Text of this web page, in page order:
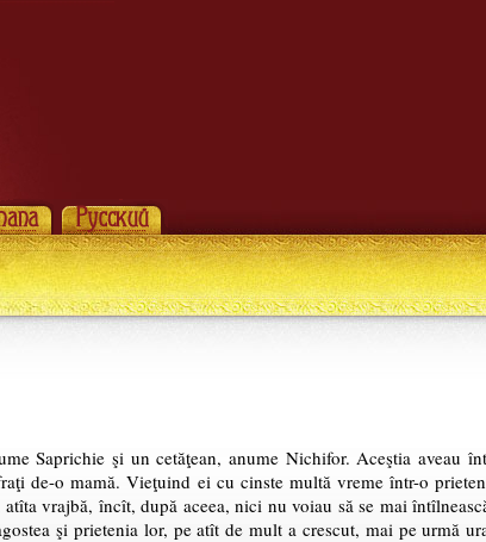
Saprichie şi un cetăţean, anume Nichifor. Aceştia aveau
de-o mamă. Vieţuind ei cu cinste multă vreme într-o
vrajbă, încît, după aceea, nici nu voiau să se mai
şi prietenia lor, pe atît de mult a crescut, mai pe urmă